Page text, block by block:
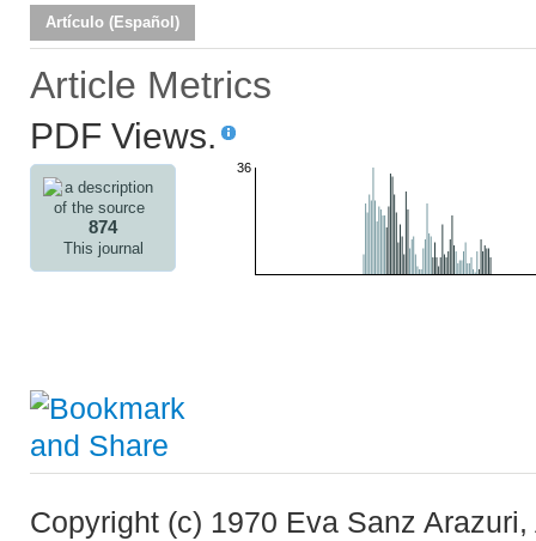
Artículo (Español)
Article Metrics
PDF Views.
874
This journal
36
Copyright (c) 1970 Eva Sanz